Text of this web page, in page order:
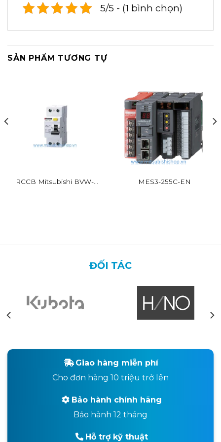
5/5 - (1 bình chọn)
SẢN PHẨM TƯƠNG TỰ
RCCB Mitsubishi BVW-T
MES3-255C-EN
ĐỐI TÁC
Giao hàng miễn phí
Cho đơn hàng 10 triệu trở lên
Bảo hành chính hãng
Bảo hành 12 tháng
Hỗ trợ kỹ thuật